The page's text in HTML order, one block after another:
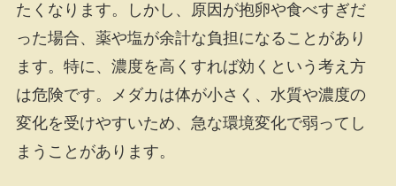
たくなります。しかし、原因が抱卵や食べすぎだ
った場合、薬や塩が余計な負担になることがあり
ます。特に、濃度を高くすれば効くという考え方
は危険です。メダカは体が小さく、水質や濃度の
変化を受けやすいため、急な環境変化で弱ってし
まうことがあります。